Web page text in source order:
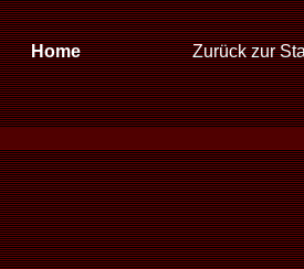
Home Zurück zur